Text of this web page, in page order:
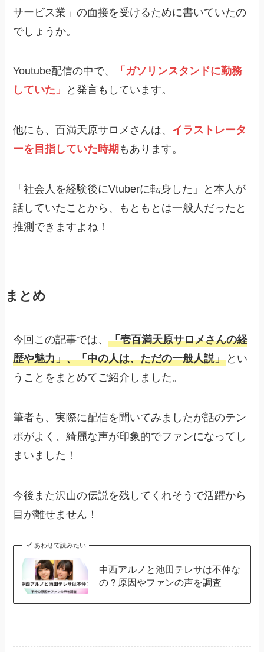
サービス業」の面接を受けるために書いていたの
でしょうか。
Youtube配信の中で、
「ガソリンスタンドに勤務
していた」
と発言もしています。
他にも、百満天原サロメさんは、 イラストレータ
ーを目指していた時期 もあります。
「社会人を経験後にVtuberに転身した」と本人が
話していたことから、もともとは一般人だったと
推測できますよね！
まとめ
今回この記事では、「壱百満天原サロメさんの経
歴や魅力」、「中の人は、ただの一般人説」 とい
うことをまとめてご紹介しました。
筆者も、実際に配信を聞いてみましたが話のテン
ポがよく、綺麗な声が印象的でファンになってし
まいました！
今後また沢山の伝説を残してくれそうで活躍から
目が離せません！
あわせて読みたい
中西アルノと池田テレサは不仲な
の？原因やファンの声を調査